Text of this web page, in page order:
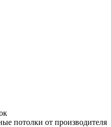
потолки от производителя